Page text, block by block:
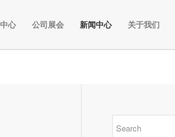
心 公司展会 新闻中心 关于我们